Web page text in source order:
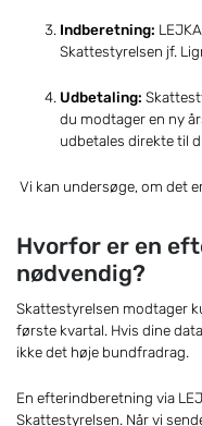
Indberetning:
Skattestyrelsen jf.
Udbetaling:
du modtager en ny
udbetales direkte til
Vi kan undersøge, om det
Hvorfor er en
nødvendig?
Skattestyrelsen modtager
første kvartal. Hvis dine
ikke det høje bundfradrag.
En efterindberetning via
Skattestyrelsen. Når vi